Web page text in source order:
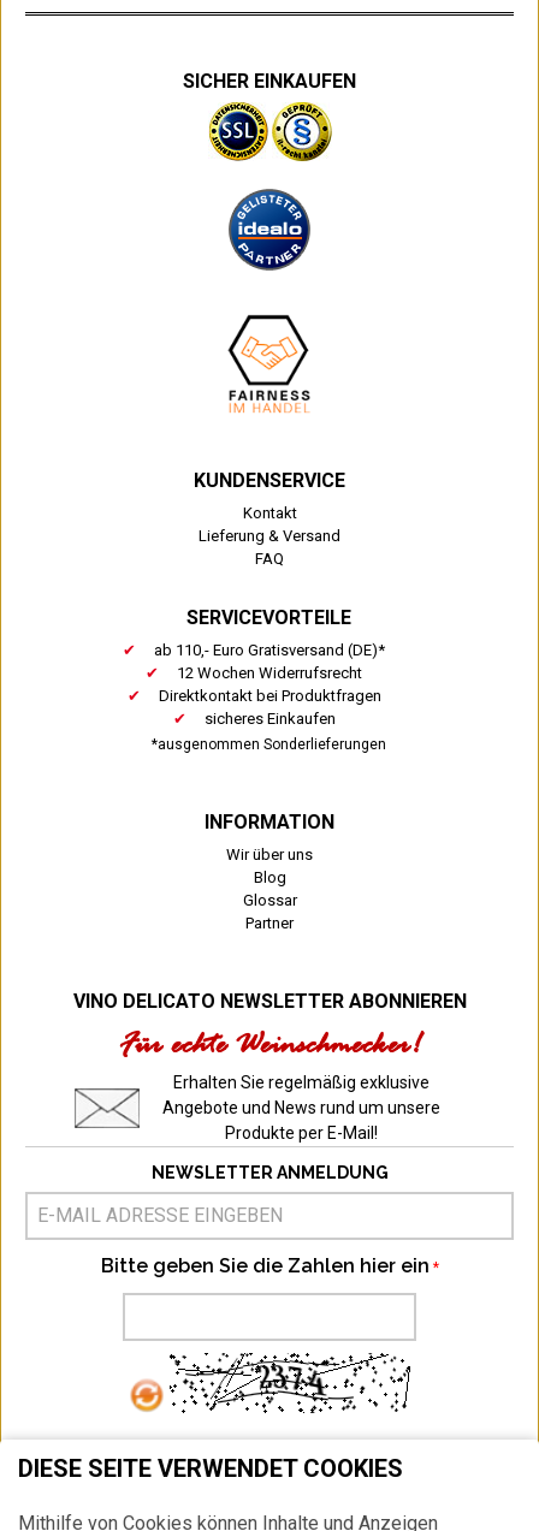
SICHER EINKAUFEN
KUNDENSERVICE
Kontakt
Lieferung & Versand
FAQ
SERVICEVORTEILE
ab 110,- Euro Gratisversand (DE)*
12 Wochen Widerrufsrecht
Direktkontakt bei Produktfragen
sicheres Einkaufen
*ausgenommen Sonderlieferungen
INFORMATION
Wir über uns
Blog
Glossar
Partner
VINO DELICATO NEWSLETTER ABONNIEREN
Für echte Weinschmecker!
Erhalten Sie regelmäßig exklusive
Angebote und News rund um unsere
Produkte per E-Mail!
NEWSLETTER ANMELDUNG
Bitte geben Sie die Zahlen hier ein
ABONNIEREN
Ich habe die
DIESE SEITE VERWENDET COOKIES
Mithilfe von Cookies können Inhalte und Anzeigen